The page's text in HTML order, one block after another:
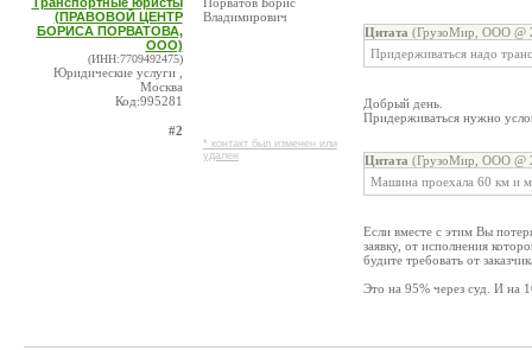
(ПРАВОВОЙ ЦЕНТР
БОРИСА ПОРВАТОВА,
ООО)
(ИНН:7709492475)
Юридические услуги ,
Москва
Код:995281
#2
Владимирович
* контакт был изменен или
удален
Цитата (ГрузоМир, ООО @
Придерживаться надо
Добрый день.
Придерживаться нужно
Цитата (ГрузоМир, ООО @
Машина проехала 60 км и
Если вместе с этим Вы
заявку, от исполнения
будите требовать от
Это на 95% через суд. И на